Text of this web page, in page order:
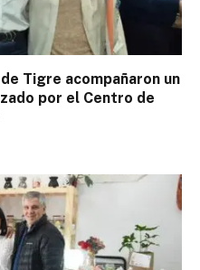
Tigre acompañaron un
por el Centro de